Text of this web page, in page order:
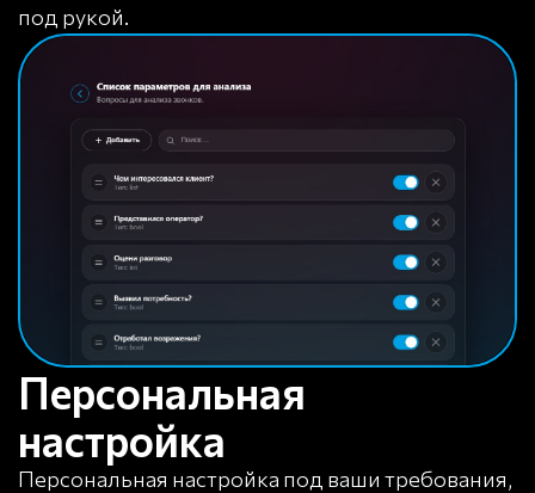
под рукой.
Персональная
настройка
Персональная настройка под ваши требования,